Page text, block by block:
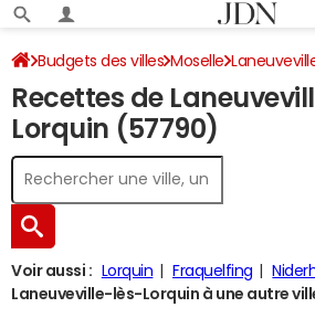
Budgets des villes Moselle
Recettes 2024
Recettes de
Lorquin (57790)
Voir aussi : Lorquin Fraquelfing
Laneuveville-lès-Lorquin à une autre